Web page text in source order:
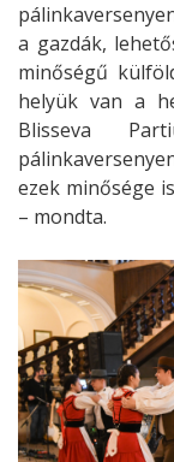
a gazdák,
minőségű
helyük van a
Blisseva
ezek minősége
– mondta.